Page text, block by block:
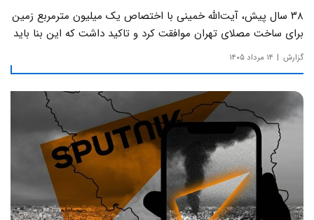
۳۸ سال پیش، آیت‌الله خمینی با اختصاص یک میلیون مترمربع زمین
برای ساخت مصلای تهران موافقت کرد و تاکید داشت که این بنا باید
به دور از زرق‌وبرق و یادآور سادگی مساجد صدر اسلام باشد.
گزارش ۱۴ مرداد ۱۴۰۵